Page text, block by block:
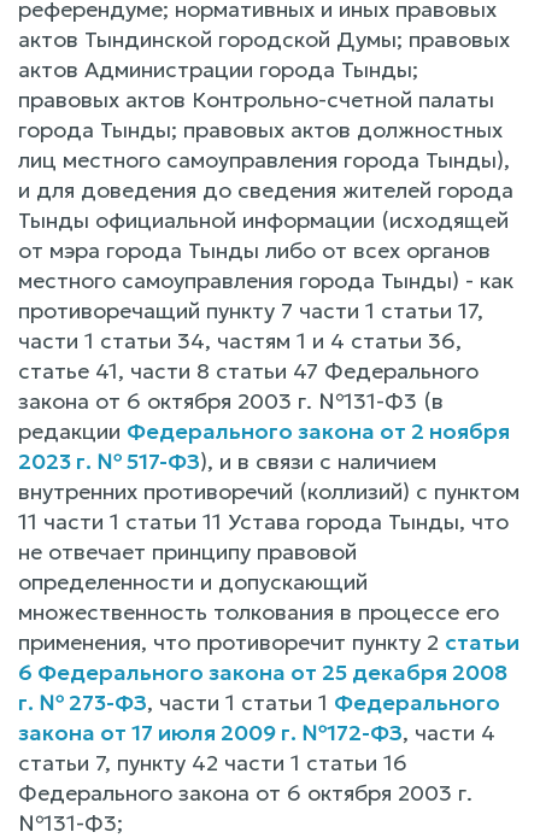
референдуме; нормативных и иных правовых
актов Тындинской городской Думы; правовых
актов Администрации города Тынды;
правовых актов Контрольно-счетной палаты
города Тынды; правовых актов должностных
лиц местного самоуправления города Тынды),
и для доведения до сведения жителей города
Тынды официальной информации (исходящей
от мэра города Тынды либо от всех органов
местного самоуправления города Тынды) - как
противоречащий пункту 7 части 1 статьи 17,
части 1 статьи 34, частям 1 и 4 статьи 36,
статье 41, части 8 статьи 47 Федерального
закона от 6 октября 2003 г. №131-Ф3 (в
редакции Федерального закона от 2 ноября
2023 г. № 517-ФЗ), и в связи с наличием
внутренних противоречий (коллизий) с пунктом
11 части 1 статьи 11 Устава города Тынды, что
не отвечает принципу правовой
определенности и допускающий
множественность толкования в процессе его
применения, что противоречит пункту 2 статьи
6 Федерального закона от 25 декабря 2008
г. № 273-ФЗ, части 1 статьи 1 Федерального
закона от 17 июля 2009 г. №172-ФЗ, части 4
статьи 7, пункту 42 части 1 статьи 16
Федерального закона от 6 октября 2003 г.
№131-Ф3;